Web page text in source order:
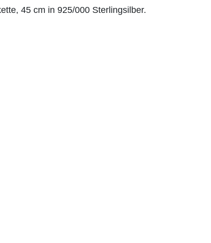
45 cm in 925/000 Sterlingsilber.